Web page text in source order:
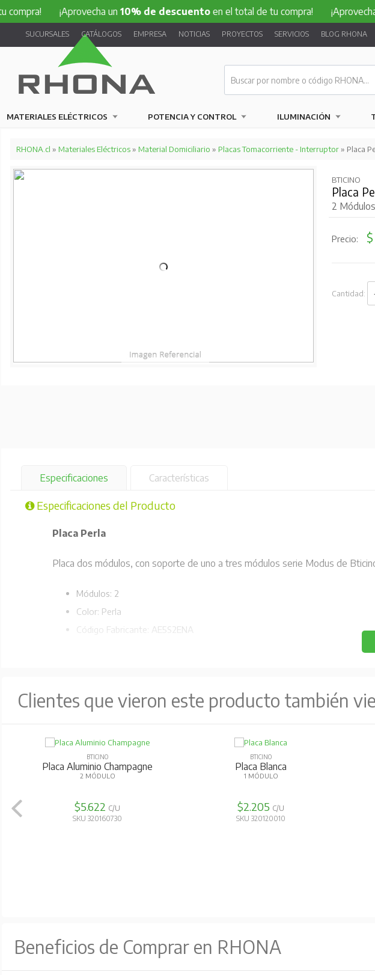
¡Aprovecha un 10% de descuentoen el total de tu compra! ¡Aprovecha
SUCURSALES CATÁLOGOS EMPRESA NOTICIAS PROYECTOS SERVICIOS BLOG RHONA
MATERIALES ELÉCTRICOS POTENCIA Y CONTROL ILUMINACIÓN
RHONA.cl » Materiales Eléctricos» Material Domiciliario » Placas Tomacorriente - Interruptor» Placa
BTICINO
Placa
2 Módulos
Precio:
Cantidad:
Especificaciones Características
Especificaciones del Producto
Placa Perla
Placa dos módulos, con soporte de uno a tres módulos serie Modus de
Módulos: 2
Color: Perla
Código Fabricante: AE5S2ENA
Clientes que vieron este producto también
BTICINO
Placa Perla
3 MÓDULOS
$3.332 C/U
SKU 320120130
BTICINO
Placa Ciega Café
INCLUYE SOPORTE
$2.689 C/U
SKU 320270810
Beneficios de Comprar en RHONA